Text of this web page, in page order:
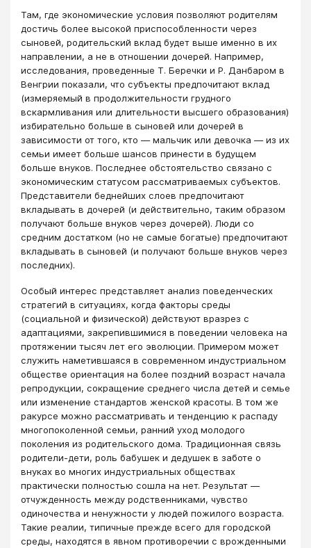
Там, где экономические условия позволяют родителям
достичь более высокой приспособленности через
сыновей, родительский вклад будет выше именно в их
направлении, а не в отношении дочерей. Например,
исследования, проведенные Т. Беречки и Р. Данбаром в
Венгрии показали, что субъекты предпочитают вклад
(измеряемый в продолжительности грудного
вскармливания или длительности высшего образования)
избирательно больше в сыновей или дочерей в
зависимости от того, кто — мальчик или девочка — из их
семьи имеет больше шансов принести в будущем
больше внуков. Последнее обстоятельство связано с
экономическим статусом рассматриваемых субъектов.
Представители беднейших слоев предпочитают
вкладывать в дочерей (и действительно, таким образом
получают больше внуков через дочерей). Люди со
средним достатком (но не самые богатые) предпочитают
вкладывать в сыновей (и получают больше внуков через
последних).
Особый интерес представляет анализ поведенческих
стратегий в ситуациях, когда факторы среды
(социальной и физической) действуют вразрез с
адаптациями, закрепившимися в поведении человека на
протяжении тысяч лет его эволюции. Примером может
служить наметившаяся в современном индустриальном
обществе ориентация на более поздний возраст начала
репродукции, сокращение среднего числа детей и семье
или изменение стандартов женской красоты. В том же
ракурсе можно рассматривать и тенденцию к распаду
многопоколенной семьи, ранний уход молодого
поколения из родительского дома. Традиционная связь
родители-дети, роль бабушек и дедушек в заботе о
внуках во многих индустриальных обществах
практически полностью сошла на нет. Результат —
отчужденность между родственниками, чувство
одиночества и ненужности у людей пожилого возраста.
Такие реалии, типичные прежде всего для городской
среды, находятся в явном противоречии с врожденными